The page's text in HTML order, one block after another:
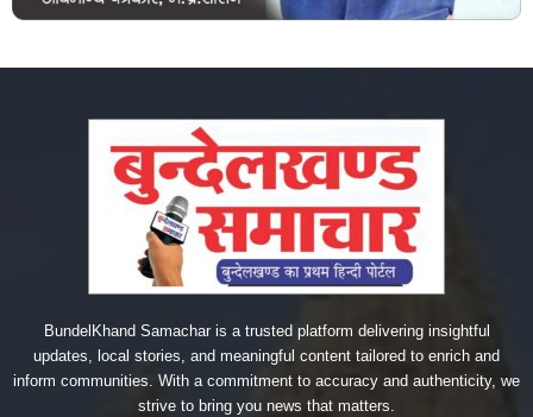
BundelKhand Samachar is a trusted platform delivering insightful
updates, local stories, and meaningful content tailored to enrich and
inform communities. With a commitment to accuracy and authenticity, we
strive to bring you news that matters.